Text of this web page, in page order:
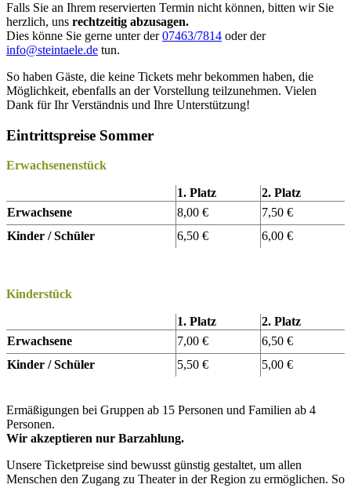
Falls Sie an Ihrem reservierten Termin nicht können, bitten wir Sie
herzlich, uns rechtzeitig abzusagen.
Dies könne Sie gerne unter der07463/7814 oder der
info@steintaele.de tun.
So haben Gäste, die keine Tickets mehr bekommen haben, die
Möglichkeit, ebenfalls an der Vorstellung teilzunehmen. Vielen
Dank für Ihr Verständnis und Ihre Unterstützung!
Eintrittspreise Sommer
Erwachsenenstück
1. Platz
2. Platz
Erwachsene
8,00 €
7,50 €
Kinder / Schüler
6,50 € 6,00 €
Kinderstück
1. Platz
2. Platz
Erwachsene
7,00 €
6,50 €
Kinder / Schüler
5,50 € 5,00 €
Ermäßigungen bei Gruppen ab 15 Personen und Familien ab 4
Personen.
Wir akzeptieren nur Barzahlung.
Unsere Ticketpreise sind bewusst günstig gestaltet, um allen
Menschen den Zugang zu Theater in der Region zu ermöglichen. So